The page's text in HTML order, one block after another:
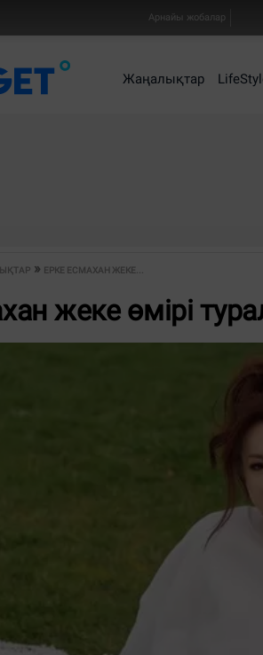
Арнайы жобалар
Жаңалықтар
ЕРКЕ ЕСМАХАН ЖЕКЕ...
жеке өмірі